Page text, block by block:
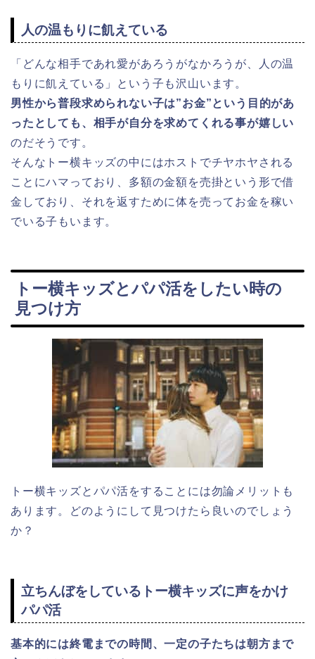
人の温もりに飢えている
「どんな相手であれ愛があろうがなかろうが、人の温
もりに飢えている」という子も沢山います。
男性から普段求められない子は”お金”という目的があ
ったとしても、相手が自分を求めてくれる事が嬉しい
のだそうです。
そんなトー横キッズの中にはホストでチヤホヤされる
ことにハマっており、多額の金額を売掛という形で借
金しており、それを返すために体を売ってお金を稼い
でいる子もいます。
トー横キッズとパパ活をしたい時の
見つけ方
トー横キッズとパパ活をすることには勿論メリットも
あります。どのようにして見つけたら良いのでしょう
か？
立ちんぼをしているトー横キッズに声をかけ
パパ活
基本的には終電までの時間、一定の子たちは朝方まで